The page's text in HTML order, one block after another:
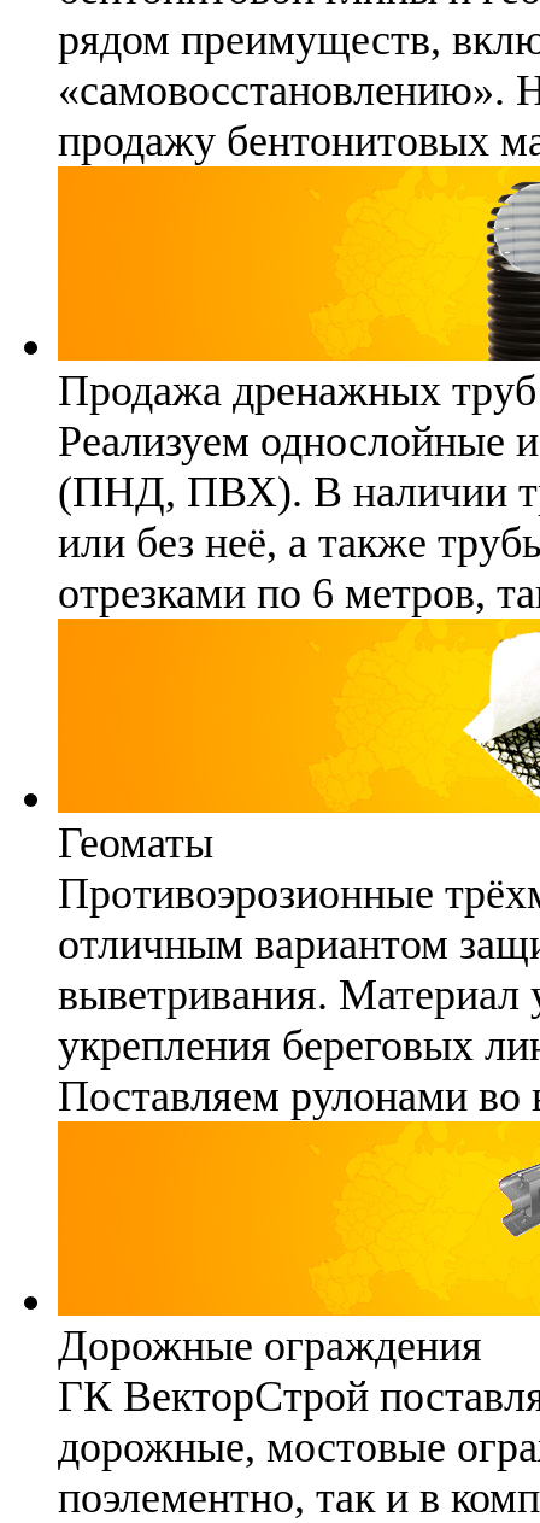
рядом преимуществ,
«самовосстановлению».
продажу бентонитовых
Продажа дренажных труб
Реализуем однослойные
(ПНД, ПВХ). В наличии
или без неё, а также
отрезками по 6 метров,
Геоматы
Противоэрозионные
отличным вариантом
выветривания. Материал
укрепления береговых
Поставляем рулонами
Дорожные ограждения
ГК ВекторСтрой
дорожные, мостовые
поэлементно, так и в